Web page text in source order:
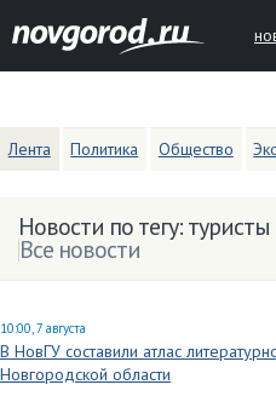
Лента Политика Общество
Новости по тегу: туристы
Все новости
10:00, 7 августа
В НовГУ составили атлас
Новгородской области